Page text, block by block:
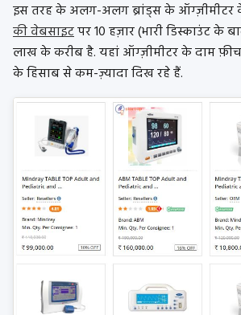
इस तरह के अलग-अलग ब्रांड्स केऑग्ज़ीमीटर
की वेबसाइटपर 10 हज़ार (भारी डिस्काउंट के
लाख के करीब है. यहांऑग्ज़ीमीटर केदाम
के हिसाब से कम-ज़्यादा दिख रहे हैं.